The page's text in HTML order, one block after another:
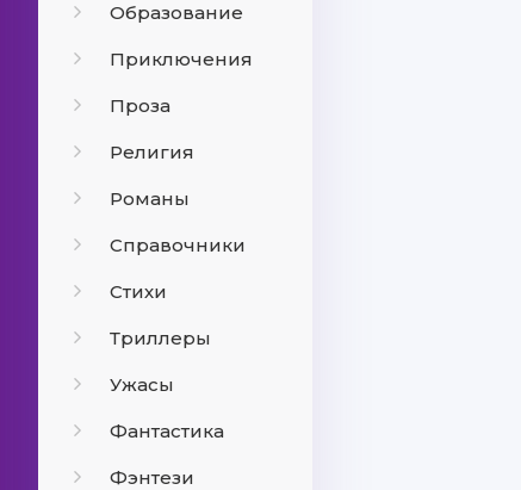
Образование
Приключения
Проза
Религия
Романы
Справочники
Стихи
Триллеры
Ужасы
Фантастика
Фэнтези